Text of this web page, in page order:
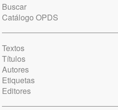
Buscar
Catálogo OPDS
Textos
Títulos
Autores
Etiquetas
Editores